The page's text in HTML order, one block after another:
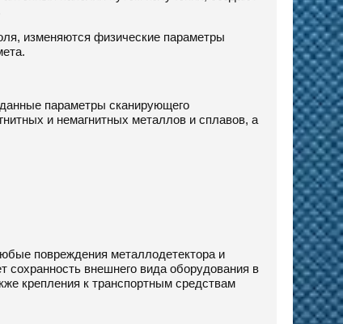
изменяются физические параметры
параметры сканирующего
и немагнитных металлов и сплавов, а
повреждения металлодетектора и
внешнего вида оборудования в
крепления к транспортным средствам